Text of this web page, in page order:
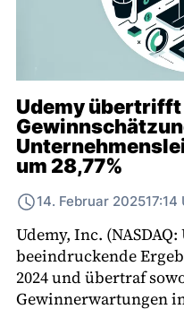
Udemy übertrifft
um 28,77%
14. Februar 202517:14
Udemy, Inc.
beeindruckende
2024 und übertraf
Gewinnerwartungen